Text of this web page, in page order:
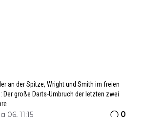
an der Spitze, Wright und Smith im freien
Der große Darts-Umbruch der letzten zwei
06, 11:15 0